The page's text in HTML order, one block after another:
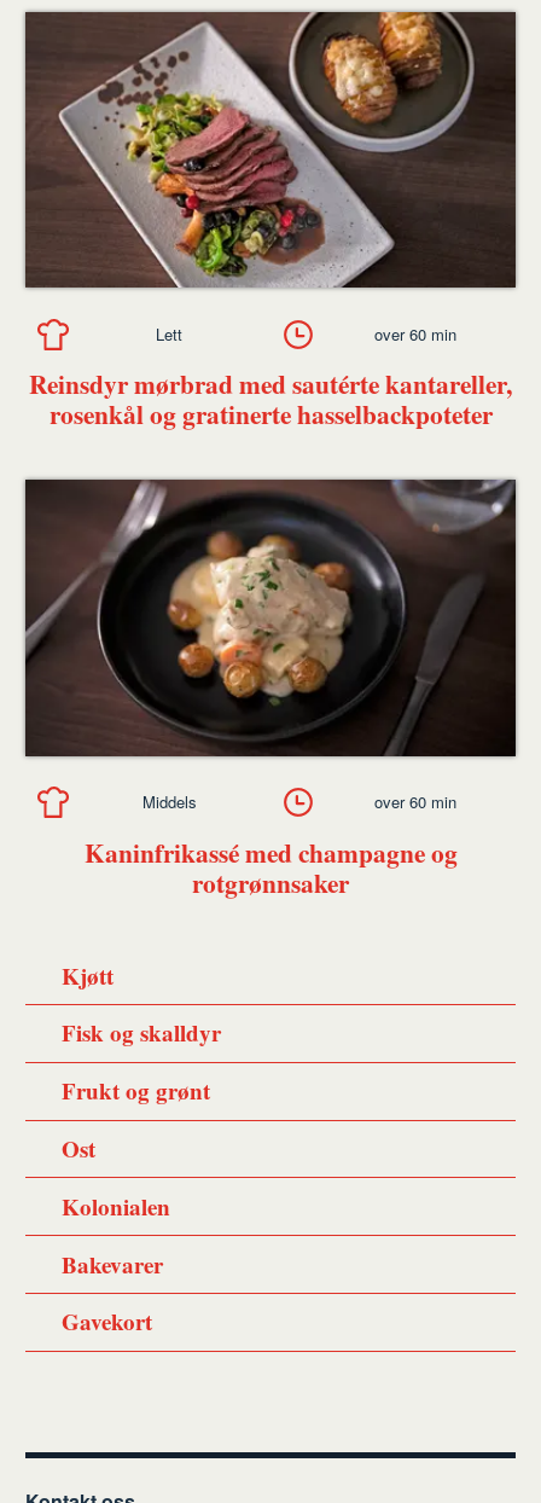
Reinsdyr mørbrad med sautérte kantareller,
rosenkål og gratinerte hasselbackpoteter
Lett over 60 min
Kaninfrikassé med champagne og
rotgrønnsaker
Middels over 60 min
Kjøtt
Fisk og skalldyr
Frukt og grønt
Ost
Kolonialen
Bakevarer
Gavekort